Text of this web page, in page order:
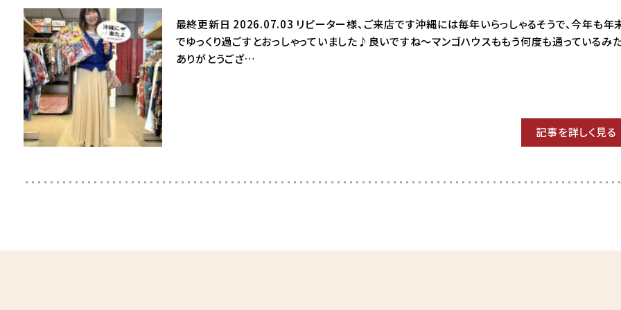
最終更新日 2026.07.03 リピーター様、ご来店です沖縄には毎年いらっしゃるそうで、今年も年
でゆっくり過ごすとおっしゃっていました♪良いですね〜マンゴハウスももう何度も通っているみ
ありがとうござ…
記事を詳しく見る